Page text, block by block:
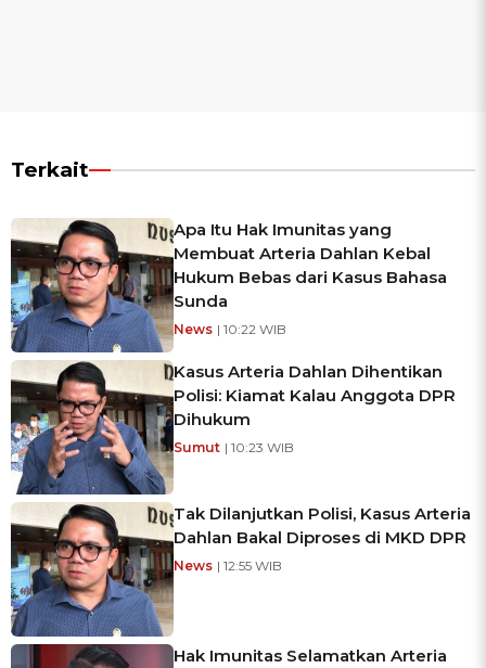
Terkait
Apa Itu Hak Imunitas yang
Membuat Arteria Dahlan Kebal
Hukum Bebas dari Kasus Bahasa
Sunda
News | 10:22 WIB
Kasus Arteria Dahlan Dihentikan
Polisi: Kiamat Kalau Anggota DPR
Dihukum
Sumut | 10:23 WIB
Tak Dilanjutkan Polisi, Kasus Arteria
Dahlan Bakal Diproses di MKD DPR
News | 12:55 WIB
Hak Imunitas Selamatkan Arteria